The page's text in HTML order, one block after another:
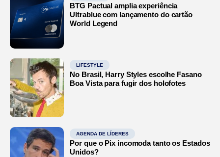
BTG Pactual amplia experiência
Ultrablue com lançamento do cartão
World Legend
LIFESTYLE
No Brasil, Harry Styles escolhe Fasano
Boa Vista para fugir dos holofotes
AGENDA DE LÍDERES
Por que o Pix incomoda tanto os Estados
Unidos?